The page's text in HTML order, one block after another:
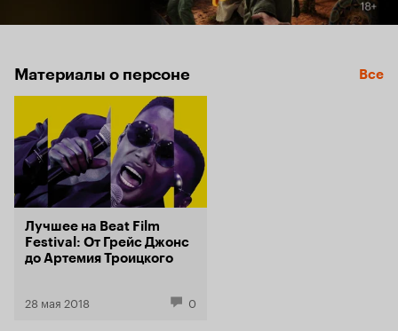
Материалы о персоне Все
Лучшее на Beat Film
Festival: От Грейс Джонс
до Артемия Троицкого
28 мая 2018 0